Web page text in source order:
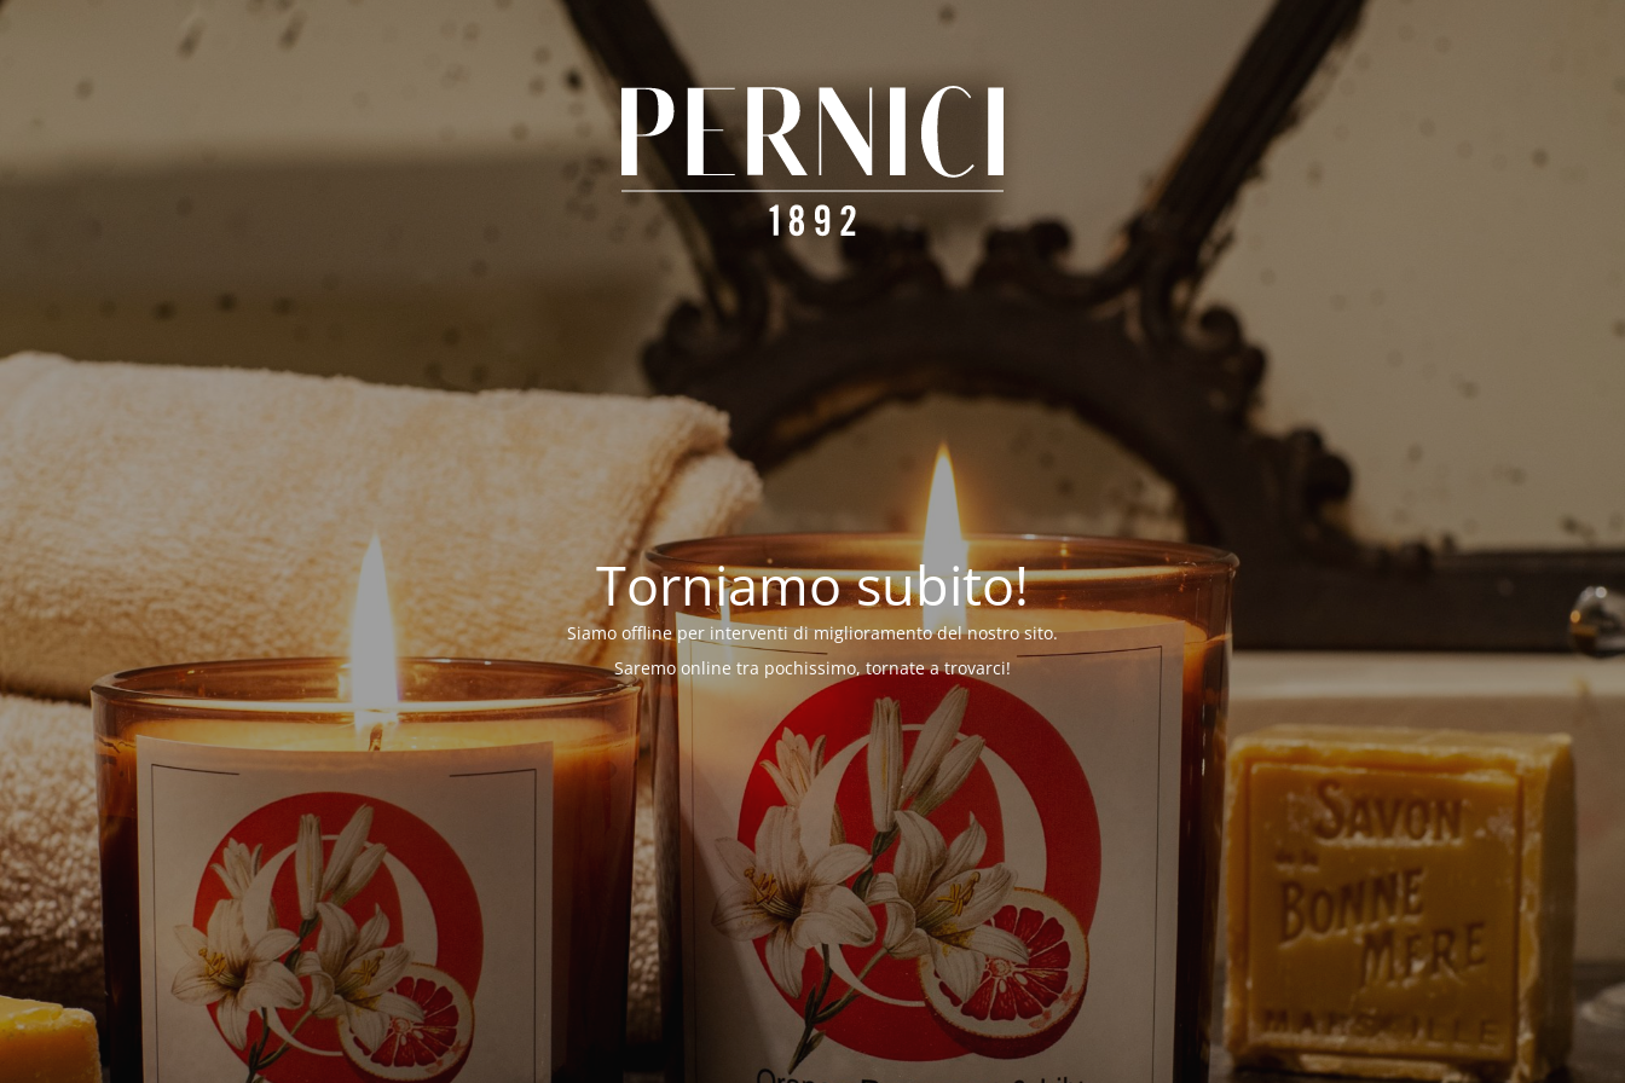
Torniamo subito!
Siamo offline per interventi di miglioramento del nostro sito.
Saremo online tra pochissimo, tornate a trovarci!